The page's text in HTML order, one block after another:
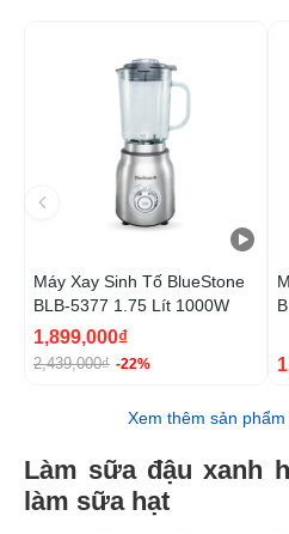
Máy Xay Sinh Tố BlueStone
BLB-5377 1.75 Lít 1000W
1,899,000₫
2,439,000₫ -22%
Xem thêm sản
Làm sữa đậu xanh
làm sữa hạt